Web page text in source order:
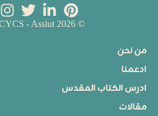
من نحن
ادعمنا
ادرس الكتاب المقدس
مقالات
© 2026 Rakoty CYCS - Assiut